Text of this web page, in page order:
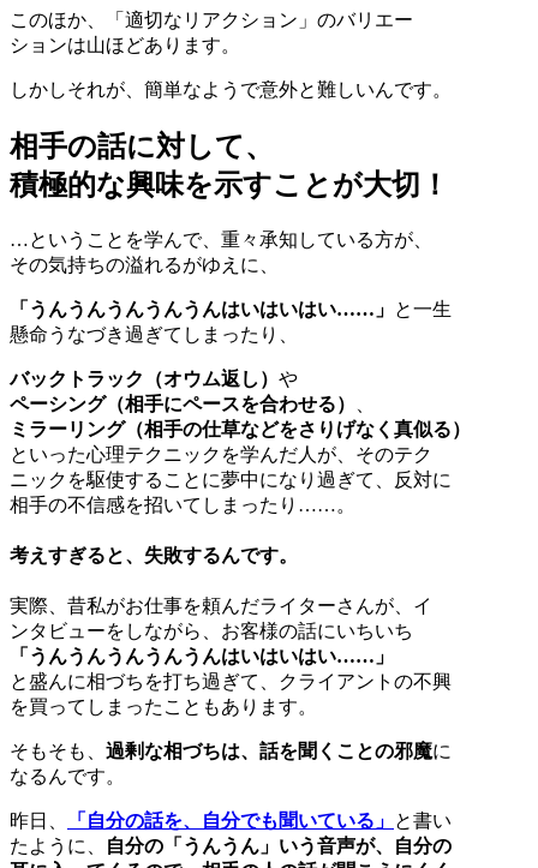
このほか、「適切なリアクション」のバリエー
ションは山ほどあります。
しかしそれが、簡単なようで意外と難しいんです。
相手の話に対して、
積極的な興味を示すことが大切！
…ということを学んで、重々承知している方が、
その気持ちの溢れるがゆえに、
「うんうんうんうんうんはいはいはい……」 と一生
懸命うなづき過ぎてしまったり、
バックトラック（オウム返し） や
ペーシング（相手にペースを合わせる）
ミラーリング（相手の仕草などをさりげなく真似る）
といった心理テクニックを学んだ人が、そのテク
ニックを駆使することに夢中になり過ぎて、反対に
相手の不信感を招いてしまったり……。
考えすぎると、失敗するんです。
実際、昔私がお仕事を頼んだライターさんが、イ
ンタビューをしながら、お客様の話にいちいち
「うんうんうんうんうんはいはいはい……」
と盛んに相づちを打ち過ぎて、クライアントの不興
を買ってしまったこともあります。
そもそも、 過剰な相づちは、話を聞くことの邪魔に
なるんです。
昨日、 「自分の話を、自分でも聞いている」 と書い
たように、
自分の「うんうん」いう音声が、自分の